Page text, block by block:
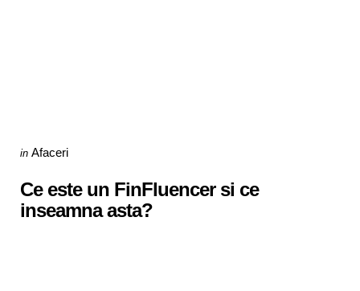
Categories
Posted
in Afaceri
Ce este un FinFluencer si ce
inseamna asta?